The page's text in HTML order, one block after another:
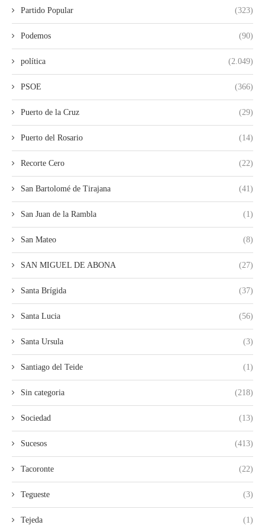
Partido Popular (323)
Podemos (90)
política (2.049)
PSOE (366)
Puerto de la Cruz (29)
Puerto del Rosario (14)
Recorte Cero (22)
San Bartolomé de Tirajana (41)
San Juan de la Rambla (1)
San Mateo (8)
SAN MIGUEL DE ABONA (27)
Santa Brígida (37)
Santa Lucia (56)
Santa Ursula (3)
Santiago del Teide (1)
Sin categoria (218)
Sociedad (13)
Sucesos (413)
Tacoronte (22)
Tegueste (3)
Tejeda (1)